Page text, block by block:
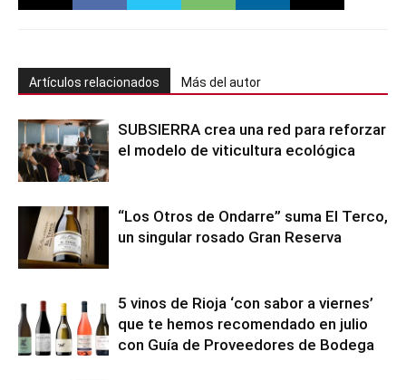
Artículos relacionados Más del autor
SUBSIERRA crea una red para reforzar
el modelo de viticultura ecológica
“Los Otros de Ondarre” suma El Terco,
un singular rosado Gran Reserva
5 vinos de Rioja ‘con sabor a viernes’
que te hemos recomendado en julio
con Guía de Proveedores de Bodega